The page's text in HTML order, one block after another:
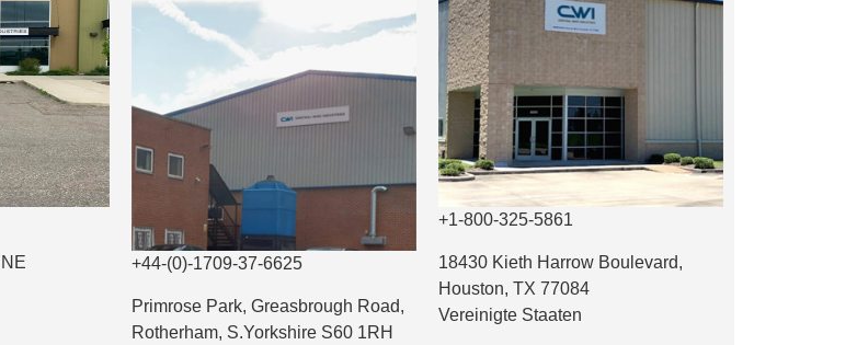
+44-(0)-1709-37-6625
Primrose Park, Greasbrough Road,
Rotherham, S.Yorkshire S60 1RH
+1-800-325-5861
18430 Kieth Harrow Boulevard,
Houston, TX 77084
Vereinigte Staaten